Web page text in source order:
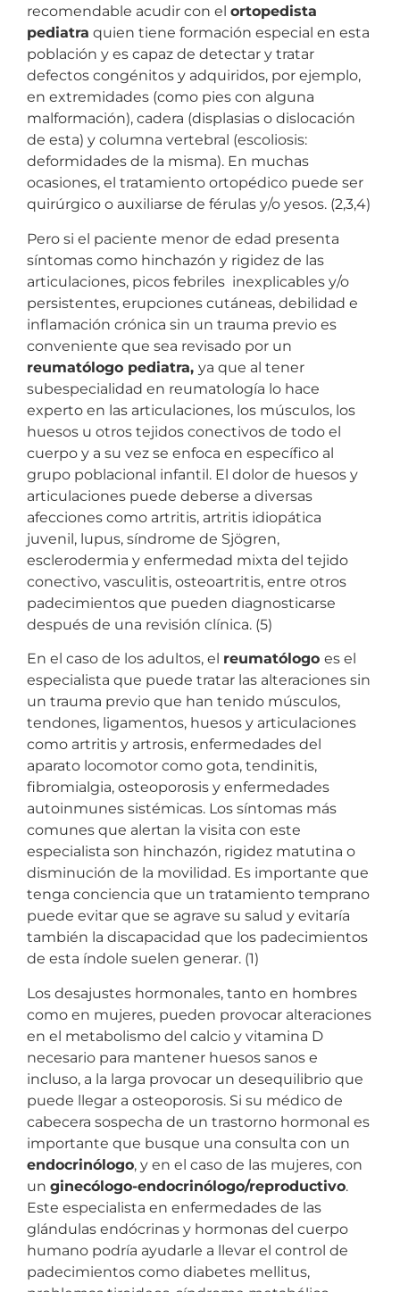
recomendable acudir con el ortopedista
pediatra quien tiene formación especial en esta
población y es capaz de detectar y tratar
defectos congénitos y adquiridos, por ejemplo,
en extremidades (como pies con alguna
malformación), cadera (displasias o dislocación
de esta) y columna vertebral (escoliosis:
deformidades de la misma). En muchas
ocasiones, el tratamiento ortopédico puede ser
quirúrgico o auxiliarse de férulas y/o yesos. (2,3,4)
Pero si el paciente menor de edad presenta
síntomas como hinchazón y rigidez de las
articulaciones, picos febriles inexplicables y/o
persistentes, erupciones cutáneas, debilidad e
inflamación crónica sin un trauma previo es
conveniente que sea revisado por un
reumatólogo pediatra, ya que al tener
subespecialidad en reumatología lo hace
experto en las articulaciones, los músculos, los
huesos u otros tejidos conectivos de todo el
cuerpo y a su vez se enfoca en específico al
grupo poblacional infantil. El dolor de huesos y
articulaciones puede deberse a diversas
afecciones como artritis, artritis idiopática
juvenil, lupus, síndrome de Sjögren,
esclerodermia y enfermedad mixta del tejido
conectivo, vasculitis, osteoartritis, entre otros
padecimientos que pueden diagnosticarse
después de una revisión clínica. (5)
En el caso de los adultos, el reumatólogo es el
especialista que puede tratar las alteraciones sin
un trauma previo que han tenido músculos,
tendones, ligamentos, huesos y articulaciones
como artritis y artrosis, enfermedades del
aparato locomotor como gota, tendinitis,
fibromialgia, osteoporosis y enfermedades
autoinmunes sistémicas. Los síntomas más
comunes que alertan la visita con este
especialista son hinchazón, rigidez matutina o
disminución de la movilidad. Es importante que
tenga conciencia que un tratamiento temprano
puede evitar que se agrave su salud y evitaría
también la discapacidad que los padecimientos
de esta índole suelen generar. (1)
Los desajustes hormonales, tanto en hombres
como en mujeres, pueden provocar alteraciones
en el metabolismo del calcio y vitamina D
necesario para mantener huesos sanos e
incluso, a la larga provocar un desequilibrio que
puede llegar a osteoporosis. Si su médico de
cabecera sospecha de un trastorno hormonal es
importante que busque una consulta con un
endocrinólogo, y en el caso de las mujeres, con
un ginecólogo-endocrinólogo/reproductivo.
Este especialista en enfermedades de las
glándulas endócrinas y hormonas del cuerpo
humano podría ayudarle a llevar el control de
padecimientos como diabetes mellitus,